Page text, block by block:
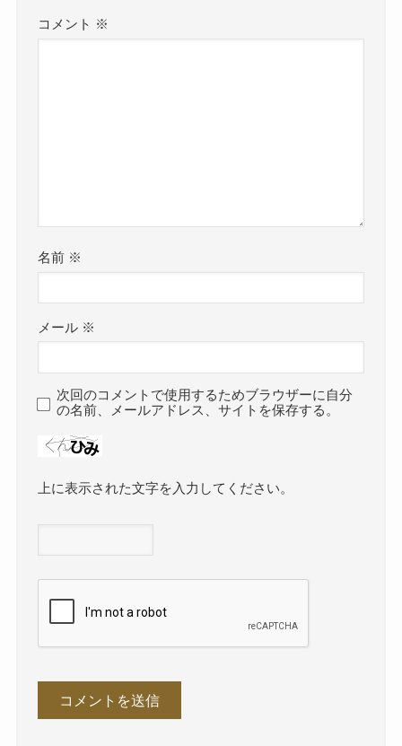
コメント ※
名前 ※
メール ※
次回のコメントで使用するためブラウザーに自分
の名前、メールアドレス、サイトを保存する。
上に表示された文字を入力してください。